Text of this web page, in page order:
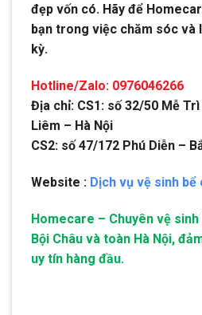
đẹp vốn có. Hãy để
bạn trong việc chăm sóc và
kỳ.
Hotline/Zalo: 0976046266
Địa chỉ: CS1: số 32/50 Mễ
Liêm – Hà Nội
CS2: số 47/172 Phú Diễn –
Website : Dịch vụ vệ sinh bể
Homecare – Chuyên vệ
Bội Châu và toàn Hà Nội,
uy tín hàng đầu.